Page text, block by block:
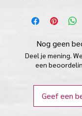
Nog geen
Deel je mening.
een
Geef een